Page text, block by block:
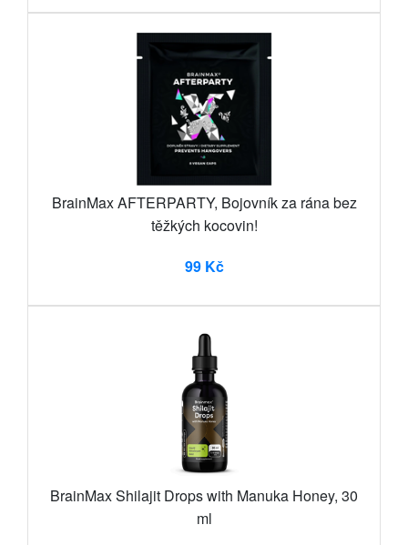
BrainMax AFTERPARTY, Bojovník za rána bez
těžkých kocovin!
99 Kč
BrainMax Shilajit Drops with Manuka Honey, 30
ml